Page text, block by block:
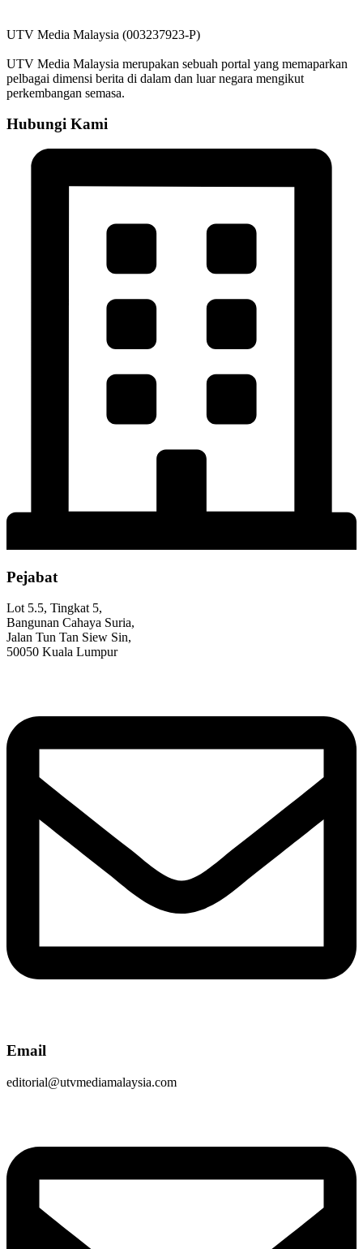
UTV Media Malaysia (003237923-P)
UTV Media Malaysia merupakan sebuah portal yang memaparkan
pelbagai dimensi berita di dalam dan luar negara mengikut
perkembangan semasa.
Hubungi Kami
Pejabat
Lot 5.5, Tingkat 5,
Bangunan Cahaya Suria,
Jalan Tun Tan Siew Sin,
50050 Kuala Lumpur
Email
editorial@utvmediamalaysia.com